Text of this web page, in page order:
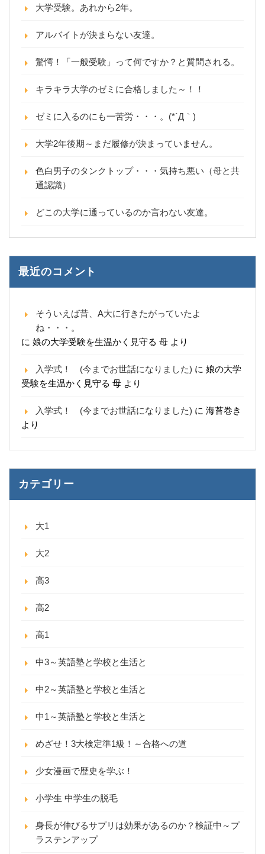
大学受験。あれから2年。
アルバイトが決まらない友達。
驚愕！「一般受験」って何ですか？と質問される。
キラキラ大学のゼミに合格しました～！！
ゼミに入るのにも一苦労・・・。(*´Д｀)
大学2年後期～まだ履修が決まっていません。
色白男子のタンクトップ・・・気持ち悪い（母と共
通認識）
どこの大学に通っているのか言わない友達。
最近のコメント
そういえば昔、A大に行きたがっていたよ
ね・・・。
に 娘の大学受験を生温かく見守る 母 より
入学式！ (今までお世話になりました) に 娘の大学
受験を生温かく見守る 母 より
入学式！ (今までお世話になりました) に 海苔巻き
より
カテゴリー
大1
大2
高3
高2
高1
中3～英語塾と学校と生活と
中2～英語塾と学校と生活と
中1～英語塾と学校と生活と
めざせ！3大検定準1級！～合格への道
少女漫画で歴史を学ぶ！
小学生 中学生の脱毛
身長が伸びるサプリは効果があるのか？検証中～プ
ラステンアップ